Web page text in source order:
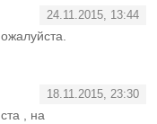
24.11.2015, 13:44
18.11.2015, 23:30
, на